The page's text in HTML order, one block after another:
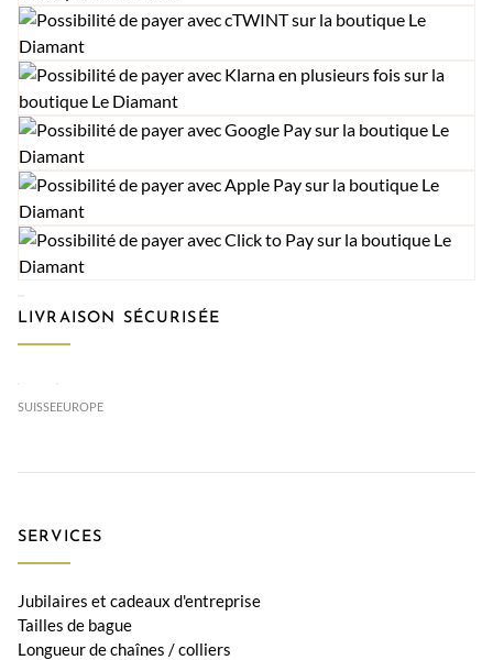
LIVRAISON SÉCURISÉE
SUISSEEUROPE
SERVICES
Jubilaires et cadeaux d'entreprise
Tailles de bague
Longueur de chaînes / colliers